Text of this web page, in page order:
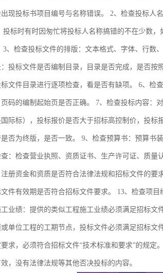
出现投标书项目编号与名称错误。 2、检查投标人
投标时有时因匆忙将投标人名称搞错的不在少数
3、检查投标文件的排版：文本格式、字体、行数
：投标文件是否编制目录，目录是否完成，是否
标文件目录进行逐项检查，看是否有缺项。 6、检
页码的编制起始页是否正确。 7、检查投标内容：
际标），投标报价是否大于招标高控制价，投标
是否为终版，是否一致。 9、检查预算书：预算
：检查营业执照、资质证书、生产许可证、质量
注册资金和资质是否符合法律法规和招标文件的要
件有效期是否符合招标文件要求。 13、检查项
业绩：提供的类似工程施工业绩必须满足招标文
或单位工程的工期节点，投标文件必须满足招标文
求，必须符合招标文件“技术标准和要求”的规定
，没有法律法规等其他否决投标的内容。